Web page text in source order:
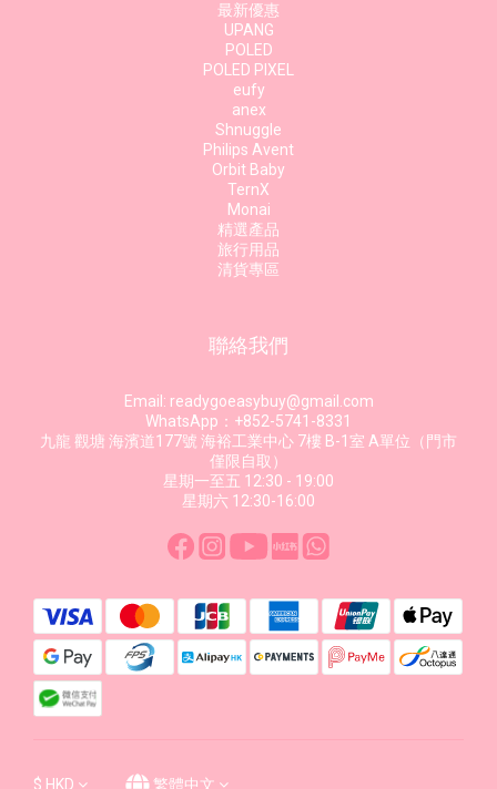
最新優惠
UPANG
POLED
POLED PIXEL
eufy
anex
Shnuggle
Philips Avent
Orbit Baby
TernX
Monai
精選產品
旅行用品
清貨專區
聯絡我們
Email: readygoeasybuy@gmail.com
WhatsApp：+852-5741-8331
九龍 觀塘 海濱道177號 海裕工業中心 7樓 B-1室 A單位（門市
僅限自取）
星期一至五 12:30 - 19:00
星期六 12:30-16:00
$ HKD 繁體中文